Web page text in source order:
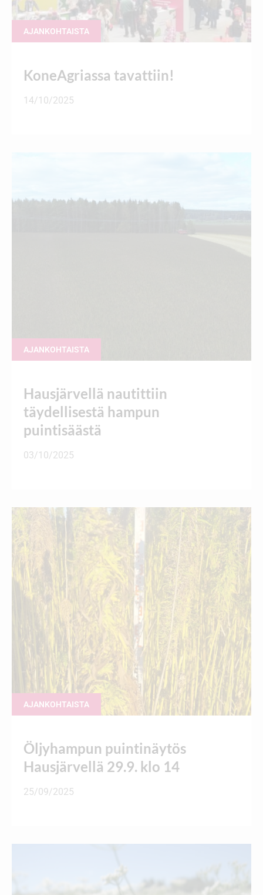
AJANKOHTAISTA
KoneAgriassa tavattiin!
14/10/2025
AJANKOHTAISTA
Hausjärvellä nautittiin
täydellisestä hampun
puintisäästä
03/10/2025
AJANKOHTAISTA
Öljyhampun puintinäytös
Hausjärvellä 29.9. klo 14
25/09/2025